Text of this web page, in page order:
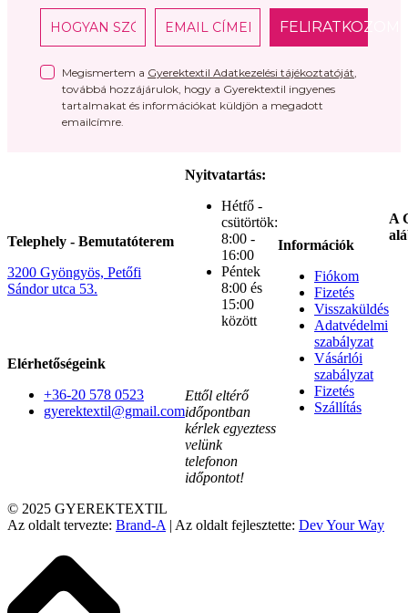
FELIRATKOZOM
Megismertem a Gyerektextil Adatkezelési tájékoztatóját,
továbbá hozzájárulok, hogy a Gyerektextil ingyenes
tartalmakat és információkat küldjön a megadott
emailcímre.
Telephely - Bemutatóterem
3200 Gyöngyös, Petőfi
Sándor utca 53.
Elérhetőségeink
+36-20 578 0523
gyerektextil@gmail.com
Nyitvatartás:
Hétfő -
csütörtök:
8:00 -
16:00
Péntek
8:00 és
15:00
között
Ettől eltérő
időpontban
kérlek egyeztess
velünk
telefonon
időpontot!
Információk
Fiókom
Fizetés
Visszaküldés
Adatvédelmi
szabályzat
Vásárlói
szabályzat
Fizetés
Szállítás
A
© 2025 GYEREKTEXTIL
Az oldalt tervezte: Brand-A | Az oldalt fejlesztette: Dev Your Way